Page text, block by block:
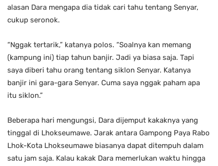
alasan Dara mengapa dia tidak cari tahu tentang Senyar,
cukup seronok.
“Nggak tertarik,” katanya polos. “Soalnya kan memang
(kampung ini) tiap tahun banjir. Jadi ya biasa saja. Tapi
saya diberi tahu orang tentang siklon Senyar. Katanya
banjir ini gara-gara Senyar. Cuma saya nggak paham apa
itu siklon.”
Beberapa hari mengungsi, Dara dijemput kakaknya yang
tinggal di Lhokseumawe. Jarak antara Gampong Paya Rabo
Lhok-Kota Lhokseumawe biasanya dapat ditempuh dalam
satu jam saja. Kalau kakak Dara memerlukan waktu hingga